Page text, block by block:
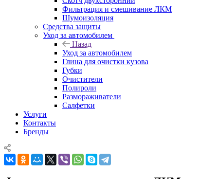
Фильтрация и смешивание ЛКМ
Шумоизоляция
Средства защиты
Уход за автомобилем
Назад
Уход за автомобилем
Глина для очистки кузова
Губки
Очистители
Полироли
Размораживатели
Салфетки
Услуги
Контакты
Бренды